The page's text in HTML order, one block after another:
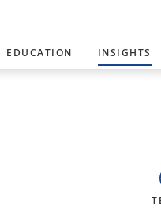
EDUCATION INSIGHTS